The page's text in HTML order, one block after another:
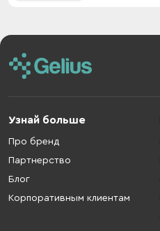
Узнай больше
Про бренд
Партнерство
Блог
Корпоративным клиентам